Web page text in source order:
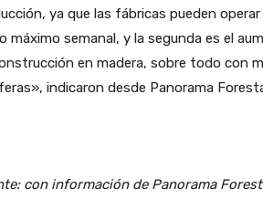
ya que las fábricas pueden
máximo semanal, y la segunda es el
en madera, sobre todo con
indicaron desde Panorama
con información de Panorama